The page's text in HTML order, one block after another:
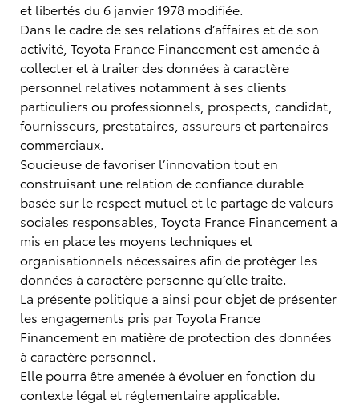
et libertés du 6 janvier 1978 modifiée.
Dans le cadre de ses relations d’affaires et de son
activité, Toyota France Financement est amenée à
collecter et à traiter des données à caractère
personnel relatives notamment à ses clients
particuliers ou professionnels, prospects, candidat,
fournisseurs, prestataires, assureurs et partenaires
commerciaux.
Soucieuse de favoriser l’innovation tout en
construisant une relation de confiance durable
basée sur le respect mutuel et le partage de valeurs
sociales responsables, Toyota France Financement a
mis en place les moyens techniques et
organisationnels nécessaires afin de protéger les
données à caractère personne qu’elle traite.
La présente politique a ainsi pour objet de présenter
les engagements pris par Toyota France
Financement en matière de protection des données
à caractère personnel.
Elle pourra être amenée à évoluer en fonction du
contexte légal et réglementaire applicable.